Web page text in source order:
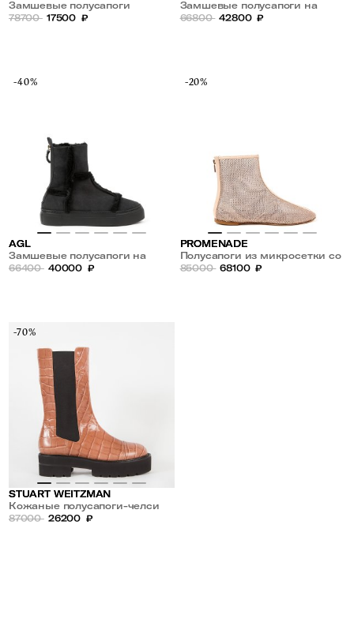
Замшевые полусапоги
78700 17500 ₽
Замшевые полусапоги на
меху
66800 42800 ₽
-40%
AGL
Замшевые полусапоги на
меху
66400 40000 ₽
-20%
PROMENADE
Полусапоги из микросетки со
стразами
85000 68100 ₽
-70%
STUART WEITZMAN
Кожаные полусапоги-челси
PRESLEYULTLIFBO
87000 26200 ₽